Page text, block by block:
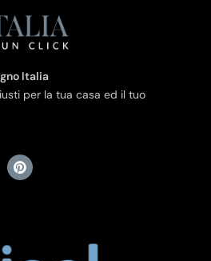
Italia
per la tua casa ed il tuo